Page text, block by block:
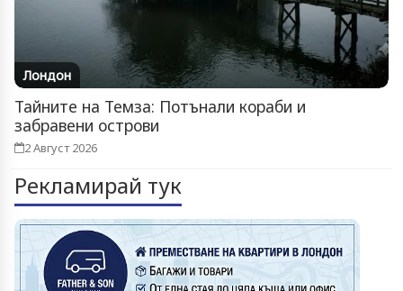
Лондон
Тайните на Темза: Потънали кораби и
забравени острови
2 Август 2026
Рекламирай тук